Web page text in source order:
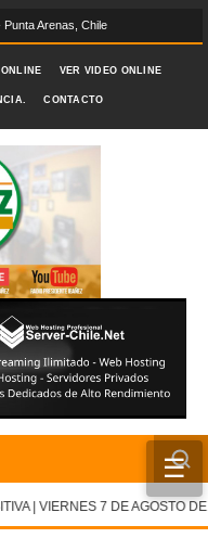
Arenas, Chile
VER VIDEO ONLINE
CONTACTO
☰
| VIERNES 7 DE AGOSTO DE